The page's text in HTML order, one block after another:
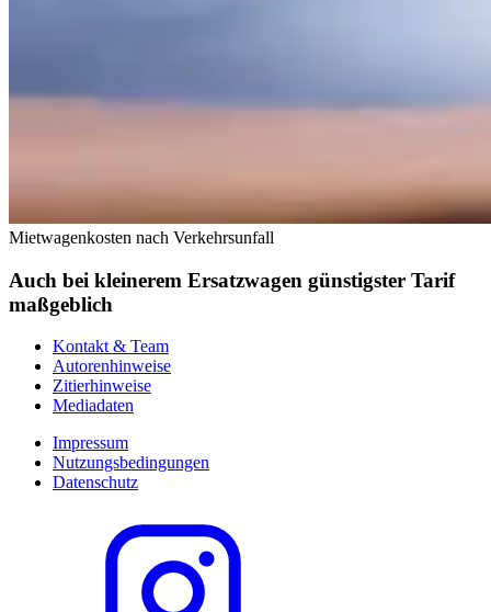
Mietwagenkosten nach Verkehrsunfall
Auch bei kleinerem Ersatzwagen günstigster Tarif
maßgeblich
Kontakt & Team
Autorenhinweise
Zitierhinweise
Mediadaten
Impressum
Nutzungsbedingungen
Datenschutz